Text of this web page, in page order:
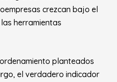
crezcan bajo el
herramientas
planteados
el verdadero indicador